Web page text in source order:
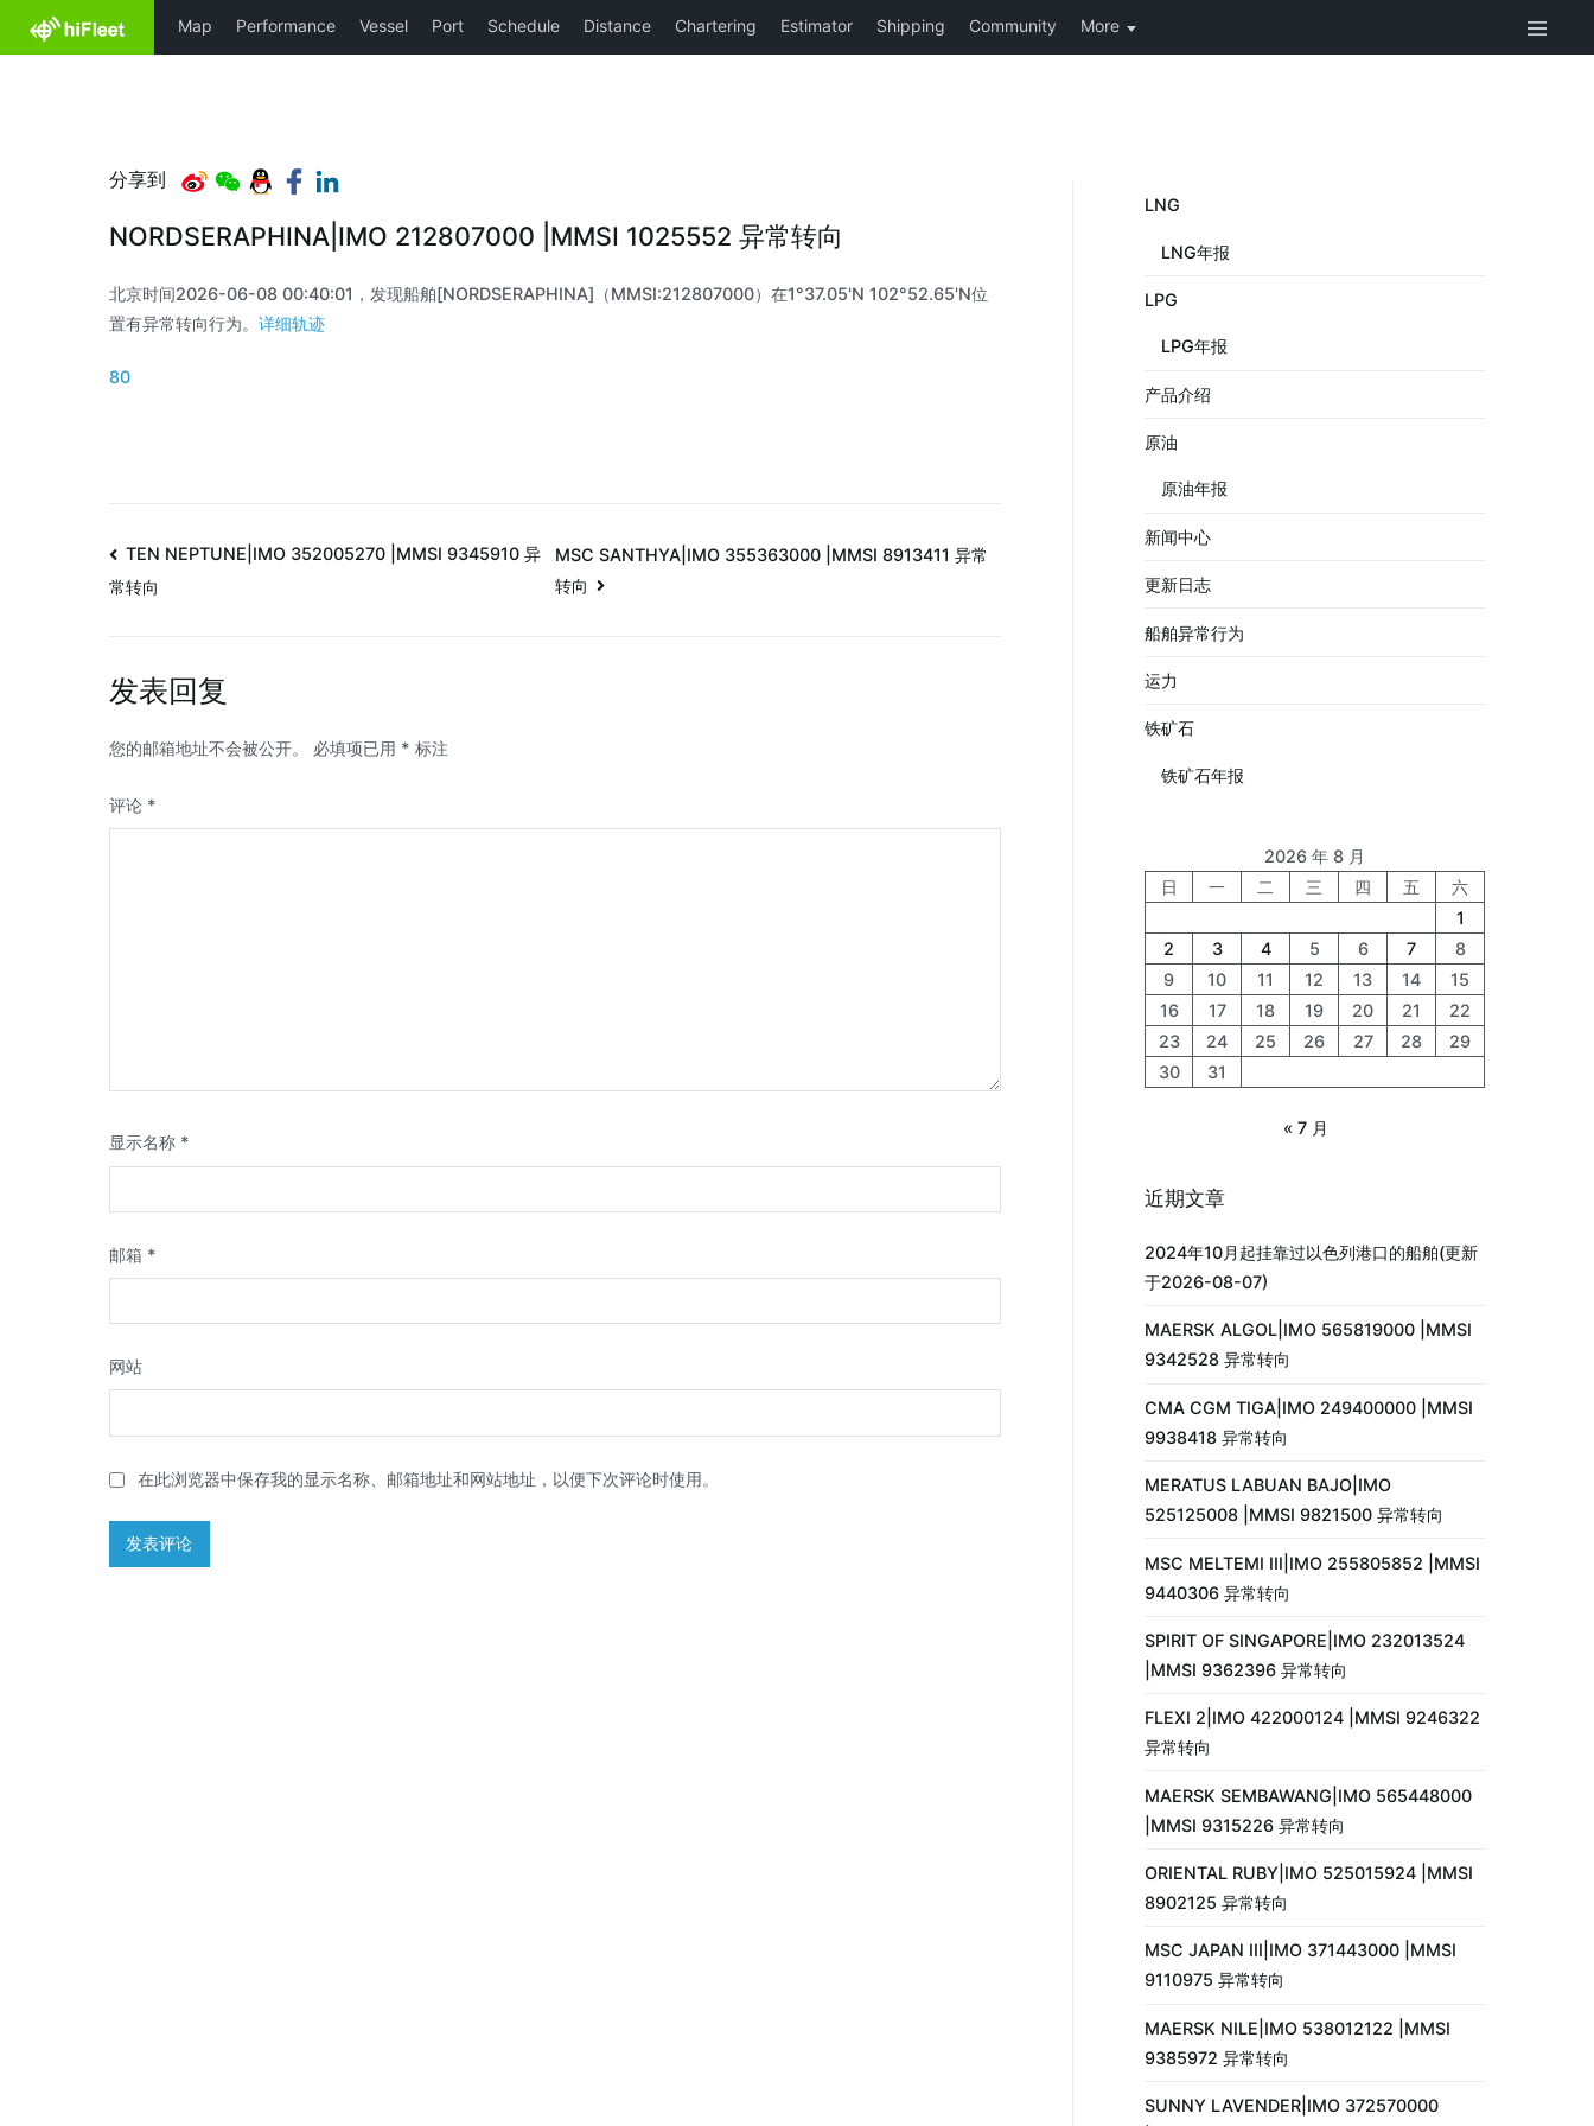
分享到
NORDSERAPHINA|IMO 212807000 |MMSI 1025552 异常转向
北京时间2026-06-08 00:40:01，发现船舶[NORDSERAPHINA]（MMSI:212807000）在1°37.05'N 102°52.65'N位
置有异常转向行为。 详细轨迹
80
TEN NEPTUNE|IMO 352005270 |MMSI 9345910 异
常转向
MSC SANTHYA|IMO 355363000 |MMSI 8913411 异常
转向
发表回复
您的邮箱地址不会被公开。 必填项已用 * 标注
评论 *
显示名称 *
邮箱 *
网站
在此浏览器中保存我的显示名称、邮箱地址和网站地址，以便下次评论时使用。
LNG
LNG年报
LPG
LPG年报
产品介绍
原油
原油年报
新闻中心
更新日志
船舶异常行为
运力
铁矿石
铁矿石年报
2026 年 8 月
日
一 二 三 四 五
六
1
2
3 4 5 6 7
8
9
10 11 12 13 14
15
16
17 18 19 20 21
22
23
24 25 26 27 28
29
30
31
« 7 月
近期文章
2024年10月起挂靠过以色列港口的船舶(更新
于2026-08-07)
MAERSK ALGOL|IMO 565819000 |MMSI
9342528 异常转向
CMA CGM TIGA|IMO 249400000 |MMSI
9938418 异常转向
MERATUS LABUAN BAJO|IMO
525125008 |MMSI 9821500 异常转向
MSC MELTEMI III|IMO 255805852 |MMSI
9440306 异常转向
SPIRIT OF SINGAPORE|IMO 232013524
|MMSI 9362396 异常转向
FLEXI 2|IMO 422000124 |MMSI 9246322
异常转向
MAERSK SEMBAWANG|IMO 565448000
|MMSI 9315226 异常转向
ORIENTAL RUBY|IMO 525015924 |MMSI
8902125 异常转向
MSC JAPAN III|IMO 371443000 |MMSI
9110975 异常转向
MAERSK NILE|IMO 538012122 |MMSI
9385972 异常转向
SUNNY LAVENDER|IMO 372570000